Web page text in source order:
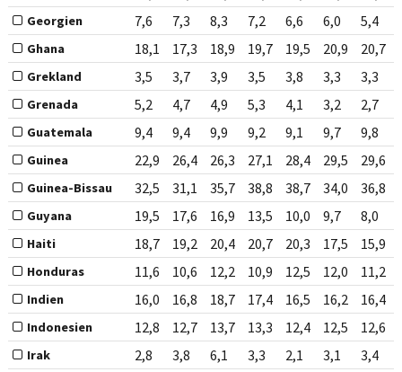
Georgien 7,6 7,3 8,3 7,2 6,6 6,0 5,4
Ghana 18,1 17,3 18,9 19,7 19,5 20,9 20,7
Grekland 3,5 3,7 3,9 3,5 3,8 3,3 3,3
Grenada 5,2 4,7 4,9 5,3 4,1 3,2 2,7
Guatemala 9,4 9,4 9,9 9,2 9,1 9,7 9,8
Guinea 22,9 26,4 26,3 27,1 28,4 29,5 29,6
Guinea-Bissau 32,5 31,1 35,7 38,8 38,7 34,0 36,8
Guyana 19,5 17,6 16,9 13,5 10,0 9,7 8,0
Haiti 18,7 19,2 20,4 20,7 20,3 17,5 15,9
Honduras 11,6 10,6 12,2 10,9 12,5 12,0 11,2
Indien 16,0 16,8 18,7 17,4 16,5 16,2 16,4
Indonesien 12,8 12,7 13,7 13,3 12,4 12,5 12,6
Irak 2,8 3,8 6,1 3,3 2,1 3,1 3,4